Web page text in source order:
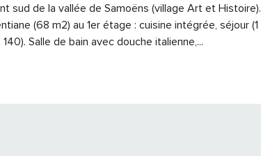
sud de la vallée de Samoëns (village Art et Histoire).
(68 m2) au 1er étage : cuisine intégrée, séjour (1
Salle de bain avec douche italienne,...